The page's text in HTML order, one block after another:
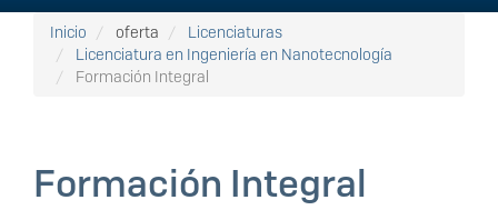
Inicio oferta
Licenciaturas
Licenciatura en Ingeniería en Nanotecnología
Formación Integral
Formación Integral